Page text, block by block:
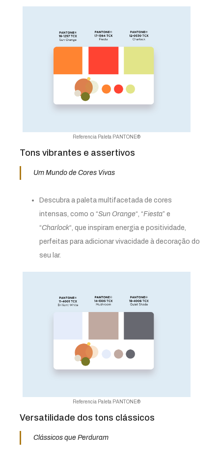
Referencia Paleta PANTONE®
Tons vibrantes e assertivos
Um Mundo de Cores Vivas
Descubra a paleta multifacetada de cores
intensas, como o “Sun Orange“, “Fiesta” e
“Charlock“, que inspiram energia e positividade,
perfeitas para adicionar vivacidade à decoração do
seu lar.
Referencia Paleta PANTONE®
Versatilidade dos tons clássicos
Clássicos que Perduram